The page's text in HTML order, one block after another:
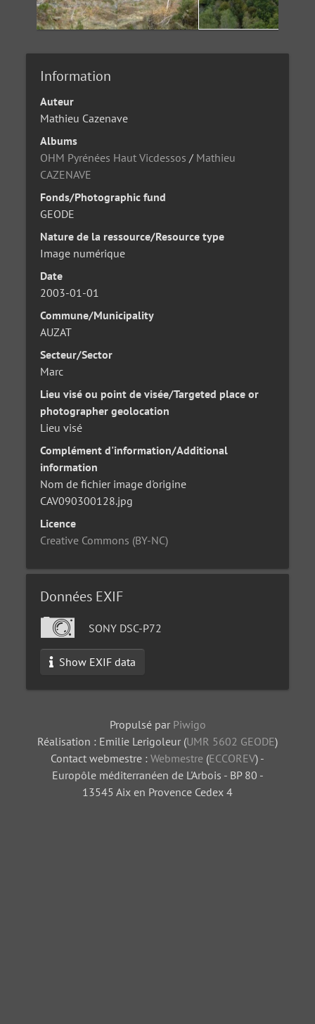
Information
Auteur
Mathieu Cazenave
Albums
OHM Pyrénées Haut Vicdessos / Mathieu
CAZENAVE
Fonds/Photographic fund
GEODE
Nature de la ressource/Resource type
Image numérique
Date
2003-01-01
Commune/Municipality
AUZAT
Secteur/Sector
Marc
Lieu visé ou point de visée/Targeted place or
photographer geolocation
Lieu visé
Complément d'information/Additional
information
Nom de fichier image d'origine
CAV090300128.jpg
Licence
Creative Commons (BY-NC)
Données EXIF
SONY DSC-P72
Show EXIF data
Propulsé par Piwigo
Réalisation : Emilie Lerigoleur (UMR 5602 GEODE)
Contact webmestre : Webmestre (ECCOREV) -
Europôle méditerranéen de L'Arbois - BP 80 -
13545 Aix en Provence Cedex 4